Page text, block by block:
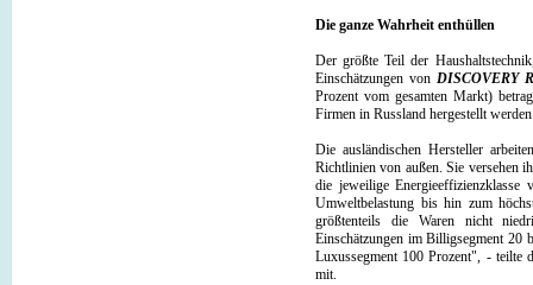
Die ganze Wahrheit enthüllen
Der größte Teil der
Einschätzungen von DISCOVERY
Prozent vom gesamten Markt)
Firmen in Russland hergestellt
Die ausländischen Hersteller
Richtlinien von außen. Sie versehen
die jeweilige
Umweltbelastung bis hin zum
größtenteils die Waren nicht
Einschätzungen im Billigsegment 20
Luxussegment 100 Prozent", - teilte
mit.